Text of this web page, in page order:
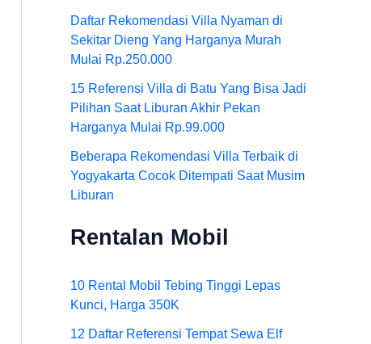
Daftar Rekomendasi Villa Nyaman di
Sekitar Dieng Yang Harganya Murah
Mulai Rp.250.000
15 Referensi Villa di Batu Yang Bisa Jadi
Pilihan Saat Liburan Akhir Pekan
Harganya Mulai Rp.99.000
Beberapa Rekomendasi Villa Terbaik di
Yogyakarta Cocok Ditempati Saat Musim
Liburan
Rentalan Mobil
10 Rental Mobil Tebing Tinggi Lepas
Kunci, Harga 350K
12 Daftar Referensi Tempat Sewa Elf